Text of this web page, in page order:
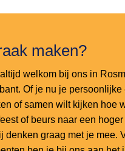
maken?
welkom bij ons in
Of je nu je
of samen wilt kijken hoe
of beurs naar een
denken graag met je mee.